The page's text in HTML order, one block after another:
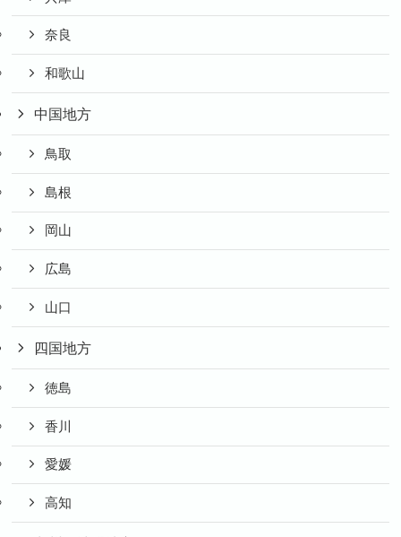
奈良
和歌山
中国地方
鳥取
島根
岡山
広島
山口
四国地方
徳島
香川
愛媛
高知